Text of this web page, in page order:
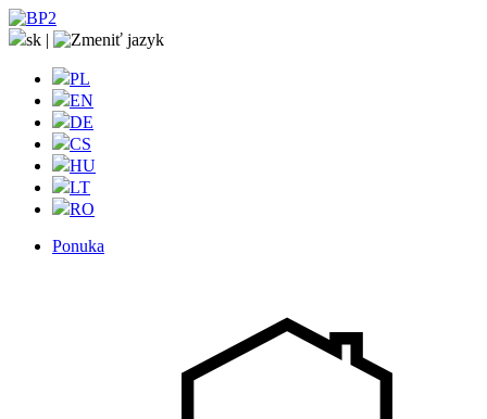
sk |
PL
EN
DE
CS
HU
LT
RO
Ponuka